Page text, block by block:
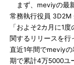
まず、meviyの最
常務執行役員 3D2M
「およそ2カ月に1
関するリリースを行
直近1年間でmeviy
期で累計4万5000ユ